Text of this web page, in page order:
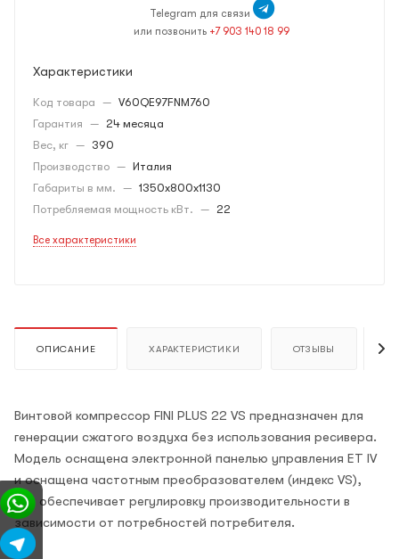
Telegram для связи
или позвонить +7 903 140 18 99
Характеристики
Код товара — V60QE97FNM760
Гарантия — 24 месяца
Вес, кг — 390
Производство — Италия
Габариты в мм. — 1350x800x1130
Потребляемая мощность кВт. — 22
Все характеристики
ОПИСАНИЕ ХАРАКТЕРИСТИКИ ОТЗЫВЫ
Винтовой компрессор FINI PLUS 22 VS предназначен для
генерации сжатого воздуха без использования ресивера.
Модель оснащена электронной панелью управления ET IV
и оснащена частотным преобразователем (индекс VS),
что обеспечивает регулировку производительности в
зависимости от потребностей потребителя.